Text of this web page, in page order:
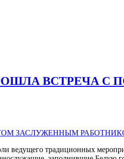
ВСТРЕЧА
традиционных